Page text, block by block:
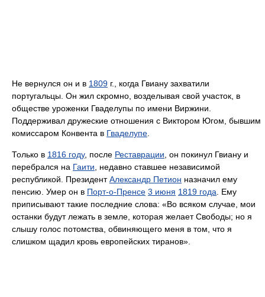
Не вернулся он и в 1809 г., когда Гвиану захватили
португальцы. Он жил скромно, возделывая свой участок, в
обществе уроженки Гваделупы по имени Виржини.
Поддерживал дружеские отношения с Виктором Югом, бывшим
комиссаром Конвента в Гваделупе
Только в 1816 году, после Реставрации , он покинул Гвиану и
перебрался на Гаити , недавно ставшее независимой
республикой. ПрезидентАлександр Петион назначил ему
пенсию. Умер он в Порт-о-Пренсе 3 июня 1819 года . Ему
приписывают такие последние слова: «Во всяком случае, мои
останки будут лежать в земле, которая желает Свободы; но я
слышу голос потомства, обвиняющего меня в том, что я
слишком щадил кровь европейских тиранов».